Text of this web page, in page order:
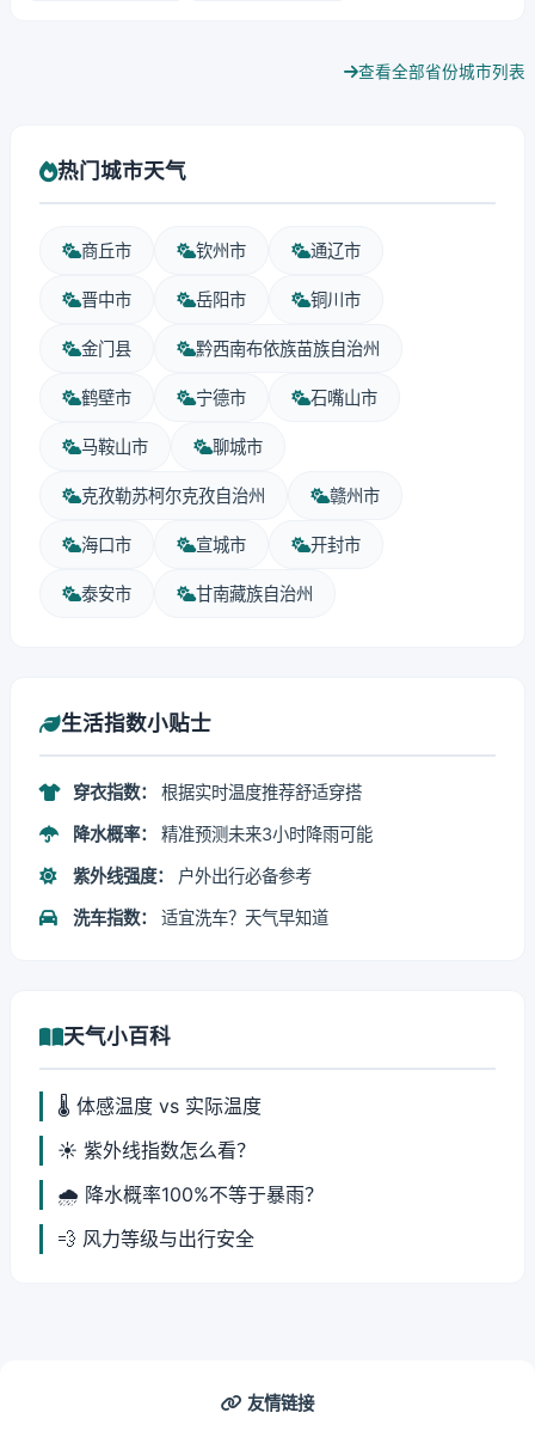
查看全部省份城市列表
热门城市天气
商丘市 钦州市 通辽市
晋中市 岳阳市 铜川市
金门县 黔西南布依族苗族自治州
鹤壁市 宁德市 石嘴山市
马鞍山市 聊城市
克孜勒苏柯尔克孜自治州 赣州市
海口市 宣城市 开封市
泰安市 甘南藏族自治州
生活指数小贴士
穿衣指数： 根据实时温度推荐舒适穿搭
降水概率： 精准预测未来3小时降雨可能
紫外线强度： 户外出行必备参考
洗车指数： 适宜洗车？天气早知道
天气小百科
🌡️ 体感温度 vs 实际温度
☀️ 紫外线指数怎么看？
🌧️ 降水概率100%不等于暴雨？
💨 风力等级与出行安全
友情链接